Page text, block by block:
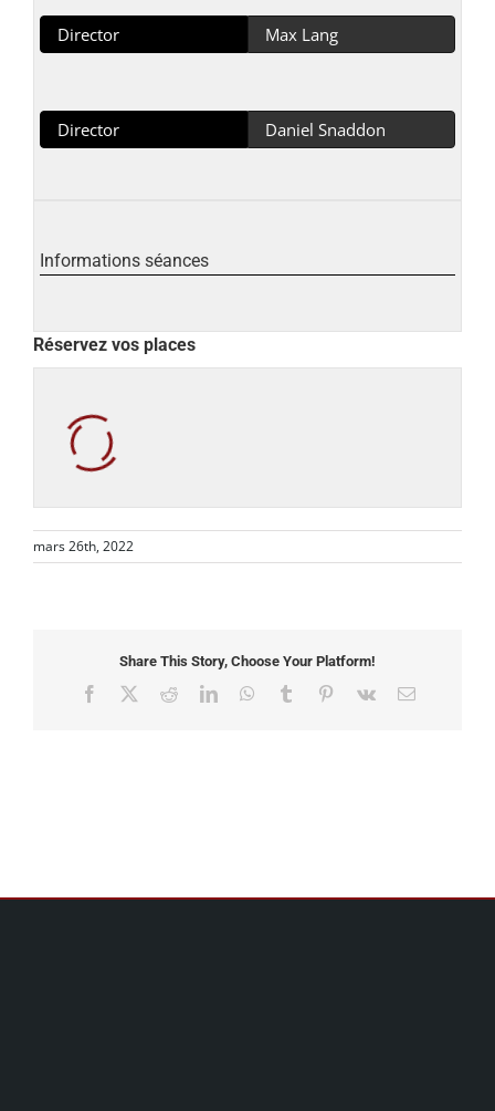
Director Max Lang
Director Daniel Snaddon
Informations séances
Réservez vos places
mars 26th, 2022
Share This Story, Choose Your Platform!
Facebook RedditLinkedInWhatsApp
Tumblr Pinterest
Vk Email